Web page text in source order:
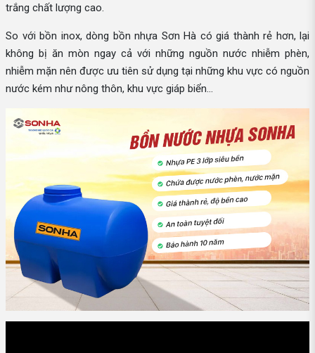
trắng chất lượng cao.
So với bồn inox, dòng bồn nhựa Sơn Hà có giá thành rẻ hơn, lại
không bị ăn mòn ngay cả với những nguồn nước nhiễm phèn,
nhiễm mặn nên được ưu tiên sử dụng tại những khu vực có nguồn
nước kém như nông thôn, khu vực giáp biển...